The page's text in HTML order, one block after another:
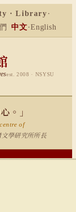
· Library ·
中文·English
est. 2008 · NSYSU
。」
of
學研究所所長